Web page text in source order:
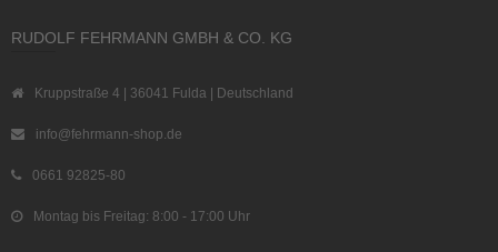
RUDOLF FEHRMANN GMBH & CO. KG
Kruppstraße 4 | 36041 Fulda | Deutschland
info@fehrmann-shop.de
0661 92825-80
Montag bis Freitag: 8:00 - 17:00 Uhr